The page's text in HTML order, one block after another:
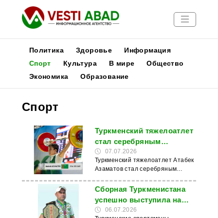
Новости
Медиа
Политика Здоровье
Информация
Спорт
Культура В мире
Общество
Экономика
Образование
Спорт
Туркменский тяжелоатлет
стал серебряным
призером юношеского ЧМ
07.07.2026
Туркменский тяжелоатлет Атабек
Азаматов стал серебряным
чемпионата мира, который
проходит в городе Кали
(Колумбия). Об этом сообщает
МИЦ Туркменистана. В весовой
Сборная Туркменистана
успешно выступила на
«Самарканд опен – 2026»
06.07.2026